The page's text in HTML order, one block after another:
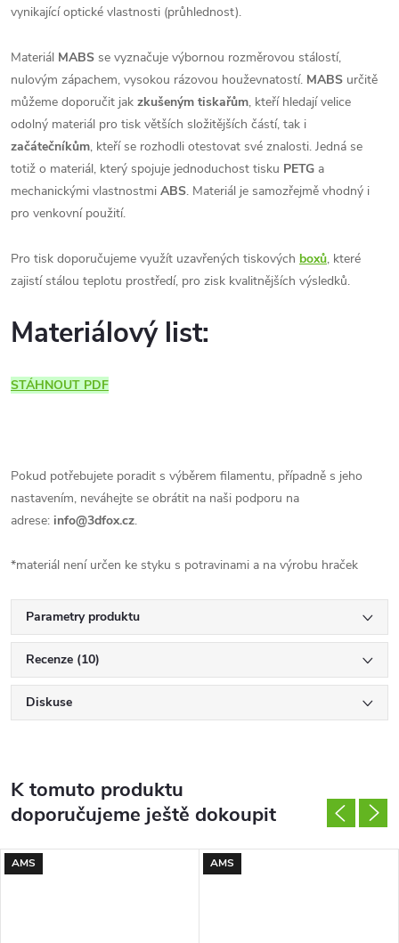
vynikající optické vlastnosti (průhlednost).
Materiál MABS se vyznačuje výbornou rozměrovou stálostí,
nulovým zápachem, vysokou rázovou houževnatostí. MABS určitě
můžeme doporučit jak zkušeným tiskařům, kteří hledají velice
odolný materiál pro tisk větších složitějších částí, tak i
začátečníkům, kteří se rozhodli otestovat své znalosti. Jedná se
totiž o materiál, který spojuje jednoduchost tisku PETG a
mechanickými vlastnostmi ABS. Materiál je samozřejmě vhodný i
pro venkovní použití.
Pro tisk doporučujeme využít uzavřených tiskových boxů, které
zajistí stálou teplotu prostředí, pro zisk kvalitnějších výsledků.
Materiálový list:
STÁHNOUT PDF
Pokud potřebujete poradit s výběrem filamentu, případně s jeho
nastavením, neváhejte se obrátit na naši podporu na
adrese: info@3dfox.cz.
*materiál není určen ke styku s potravinami a na výrobu hraček
Parametry produktu
Recenze (10)
Diskuse
K tomuto produktu
doporučujeme ještě dokoupit
AMS AMS